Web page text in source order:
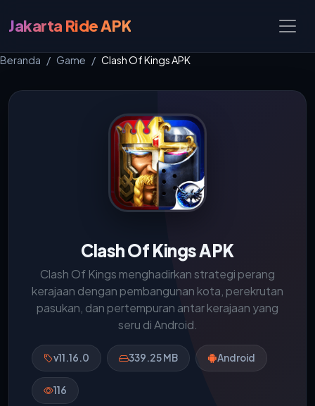
Jakarta Ride APK
Beranda Game Clash Of Kings APK
Clash Of Kings APK
Clash Of Kings menghadirkan strategi perang
kerajaan dengan pembangunan kota, perekrutan
pasukan, dan pertempuran antar kerajaan yang
seru di Android.
v11.16.0 339.25 MB Android
116